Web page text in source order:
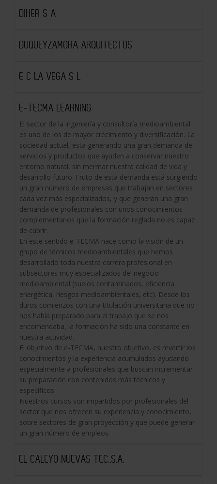
DIHER S A
DUQUEYZAMORA ARQUITECTOS
E C LA VEGA S L
E-TECMA LEARNING
El sector de la ingeniería y consultoría medioambiental
es uno de los de mayor crecimiento y diversificación. La
sociedad actual, esta generando una gran demanda de
servicios y productos que ayuden a conservar nuestro
entorno natural, sin mermar nuestra calidad de vida y
desarrollo futuro. Fruto de esta demanda está surgiendo
un gran número de empresas que trabajan en sectores
cada vez más especializados, y que generan una gran
demanda de profesionales con unos conocimientos
complementarios que la formación reglada no es capaz
de cubrir.
En este sentido e-TECMA nace como la visión de un
grupo de técnicos medioambientales que hemos
desarrollado toda nuestra carrera profesional en
subsectores muy especializados del negocio
medioambiental (suelos contaminados, eficiencia
energética, riesgos medioambientales, etc). Desde los
duros comienzos con una titulación universitaria que no
nos había preparado para el trabajo que se nos
encomendaba, la formación ha sido una constante en
nuestra actividad.
El objetivo de e-TECMA, nuestro objetivo, es revertir los
conocimientos y la experiencia acumulados ayudando
especialmente a profesionales que buscan incrementar
su preparación con contenidos más técnicos y
específicos.
Nuestros cursos son impartidos por profesionales del
sector que nos ofrecen su experiencia y conocimiento,
sobre sectores de gran proyección y que puede generar
un gran número de empleos.
EL CALEYO NUEVAS TEC.,S.A.